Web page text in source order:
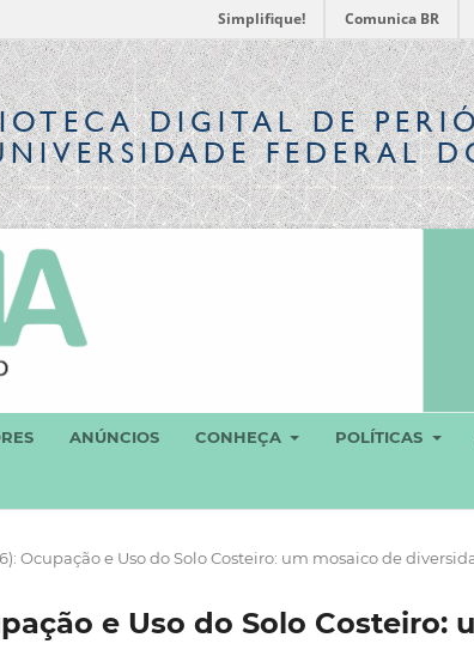
Simplifique! Comunica BR
DIGITALDE
FEDERAL
ANÚNCIOS CONHEÇA POLÍTICAS
Ocupação e Uso do Solo Costeiro: um mosaico de
e Uso do Solo Costeiro: